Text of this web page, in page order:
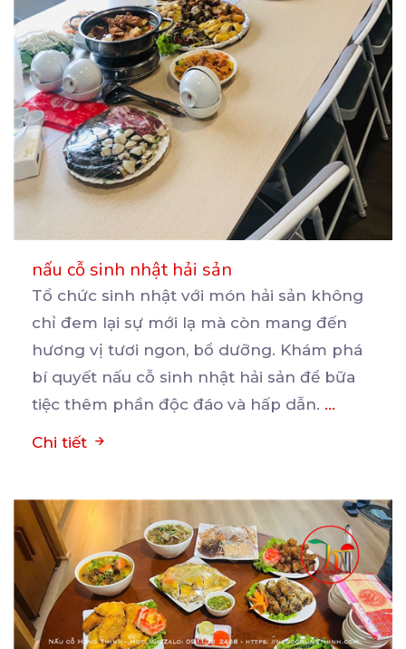
nấu cỗ sinh nhật hải sản
Tổ chức sinh nhật với món hải sản không
chỉ đem lại sự mới lạ mà còn mang đến
hương vị tươi ngon, bổ dưỡng. Khám phá
bí quyết nấu cỗ sinh nhật hải sản để bữa
tiệc thêm phần độc đáo và hấp dẫn. ...
Chi tiết